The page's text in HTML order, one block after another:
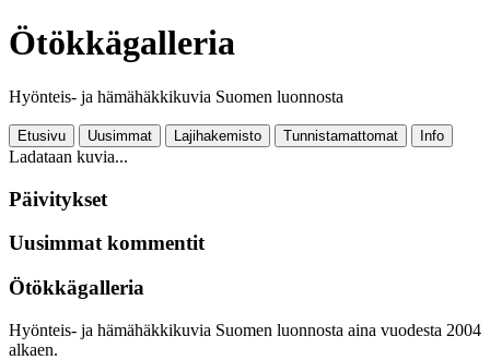
Ötökkägalleria
Hyönteis- ja hämähäkkikuvia Suomen luonnosta
Etusivu Uusimmat Lajihakemisto Tunnistamattomat Info
Ladataan kuvia...
Päivitykset
Uusimmat kommentit
Ötökkägalleria
Hyönteis- ja hämähäkkikuvia Suomen luonnosta aina vuodesta 2004
alkaen.